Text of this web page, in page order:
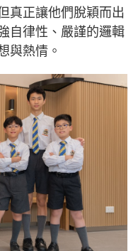
真正讓他們脫穎而出
自律性、嚴謹的邏輯
與熱情。